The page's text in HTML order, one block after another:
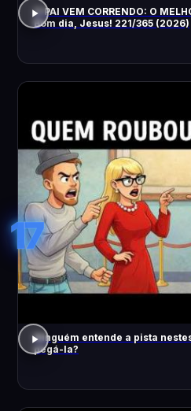
O PAI VEM CORRENDO: O
Bom dia, Jesus! 221/365 (2026)
17
Ninguém entende a pista
pegá-la?